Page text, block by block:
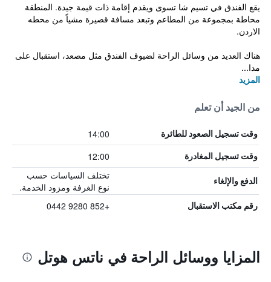
يقع الفندق في تسيم شا تسوى ويقدم إقامة ذات قيمة جيدة. المنطقة
محاطة بمجموعة من المطاعم وتبعد مسافة قصيرة مشياً من محطه
الاردن.
هناك العديد من وسائل الراحة لضيوف الفندق مثل مصعد، استقبال على
مدا...
المزيد
من الجيد أن تعلم
وقت تسجيل الصعود للطائرة 14:00
وقت تسجيل المغادرة 12:00
الدفع والإلغاء
تختلف السياسات حسب
نوع الغرفة ومزود الخدمة.
رقم مكتب الاستقبال +852 9280 0442
المزايا ووسائل الراحة في ناتس هوتل